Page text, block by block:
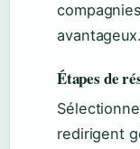
avantageux.
Étapes de
redirigent